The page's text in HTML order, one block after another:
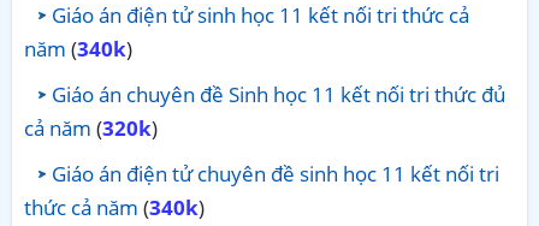
Giáo án điện tử sinh học 11 kết nối tri thức cả
năm (340k)
Giáo án chuyên đề Sinh học 11 kết nối tri thức đủ
cả năm (320k)
Giáo án điện tử chuyên đề sinh học 11 kết nối tri
thức cả năm (340k)